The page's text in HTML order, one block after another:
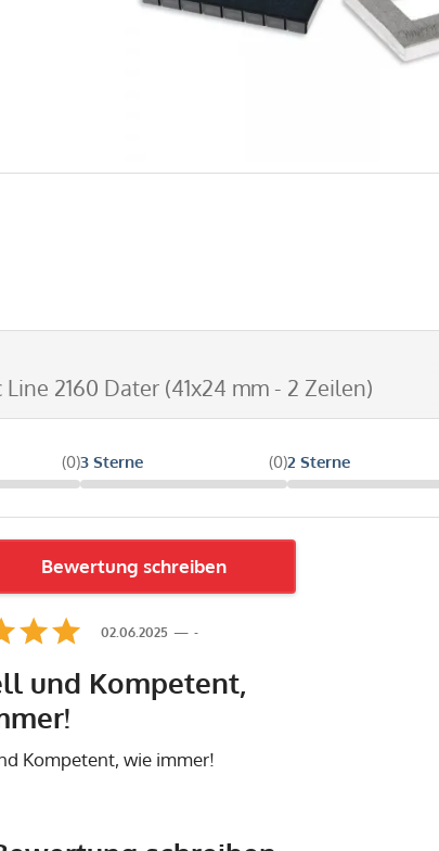
2160 Dater (41x24 mm - 2 Zeilen)
(0)3 Sterne (0)2 Sterne
Bewertung schreiben
-
02.06.2025
und Kompetent,
Kompetent, wie immer!